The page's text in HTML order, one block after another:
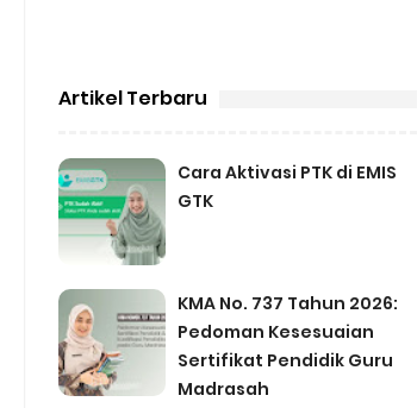
Artikel Terbaru
Cara Aktivasi PTK di EMIS
GTK
KMA No. 737 Tahun 2026:
Pedoman Kesesuaian
Sertifikat Pendidik Guru
Madrasah